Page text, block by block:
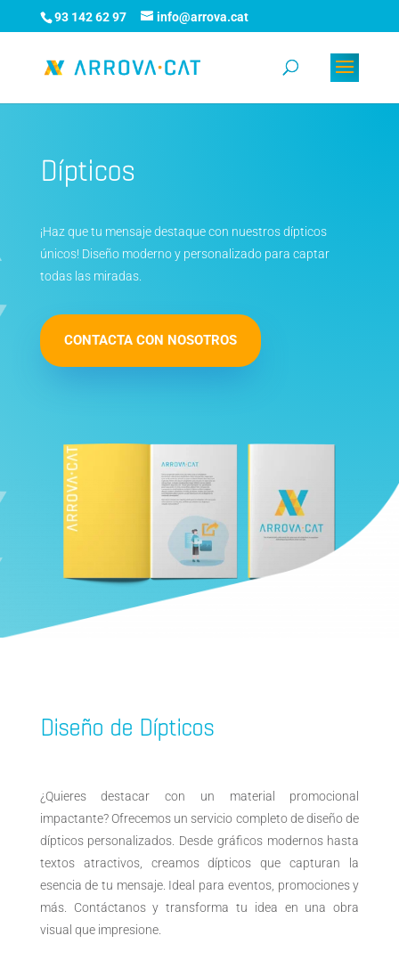
93 142 62 97 info@arrova.cat
Dípticos
¡Haz que tu mensaje destaque con nuestros dípticos
únicos! Diseño moderno y personalizado para captar
todas las miradas.
CONTACTA CON NOSOTROS
Diseño de Dípticos
¿Quieres destacar con un material promocional
impactante? Ofrecemos un servicio completo de diseño de
dípticos personalizados. Desde gráficos modernos hasta
textos atractivos, creamos dípticos que capturan la
esencia de tu mensaje. Ideal para eventos, promociones y
más. Contáctanos y transforma tu idea en una obra
visual que impresione.